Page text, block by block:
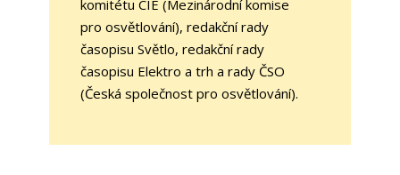
komitétu CIE (Mezinárodní komise
pro osvětlování), redakční rady
časopisu Světlo, redakční rady
časopisu Elektro a trh a rady ČSO
(Česká společnost pro osvětlování).